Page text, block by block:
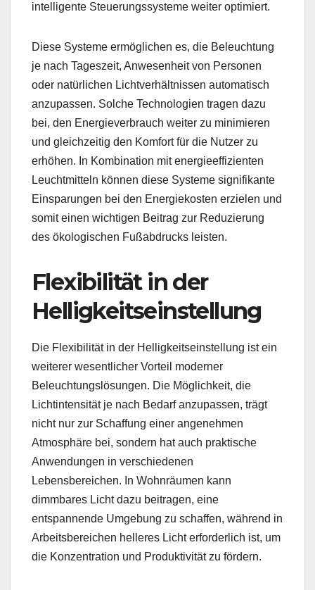
intelligente Steuerungssysteme weiter optimiert.
Diese Systeme ermöglichen es, die Beleuchtung
je nach Tageszeit, Anwesenheit von Personen
oder natürlichen Lichtverhältnissen automatisch
anzupassen. Solche Technologien tragen dazu
bei, den Energieverbrauch weiter zu minimieren
und gleichzeitig den Komfort für die Nutzer zu
erhöhen. In Kombination mit energieeffizienten
Leuchtmitteln können diese Systeme signifikante
Einsparungen bei den Energiekosten erzielen und
somit einen wichtigen Beitrag zur Reduzierung
des ökologischen Fußabdrucks leisten.
Flexibilität in der
Helligkeitseinstellung
Die Flexibilität in der Helligkeitseinstellung ist ein
weiterer wesentlicher Vorteil moderner
Beleuchtungslösungen. Die Möglichkeit, die
Lichtintensität je nach Bedarf anzupassen, trägt
nicht nur zur Schaffung einer angenehmen
Atmosphäre bei, sondern hat auch praktische
Anwendungen in verschiedenen
Lebensbereichen. In Wohnräumen kann
dimmbares Licht dazu beitragen, eine
entspannende Umgebung zu schaffen, während in
Arbeitsbereichen helleres Licht erforderlich ist, um
die Konzentration und Produktivität zu fördern.